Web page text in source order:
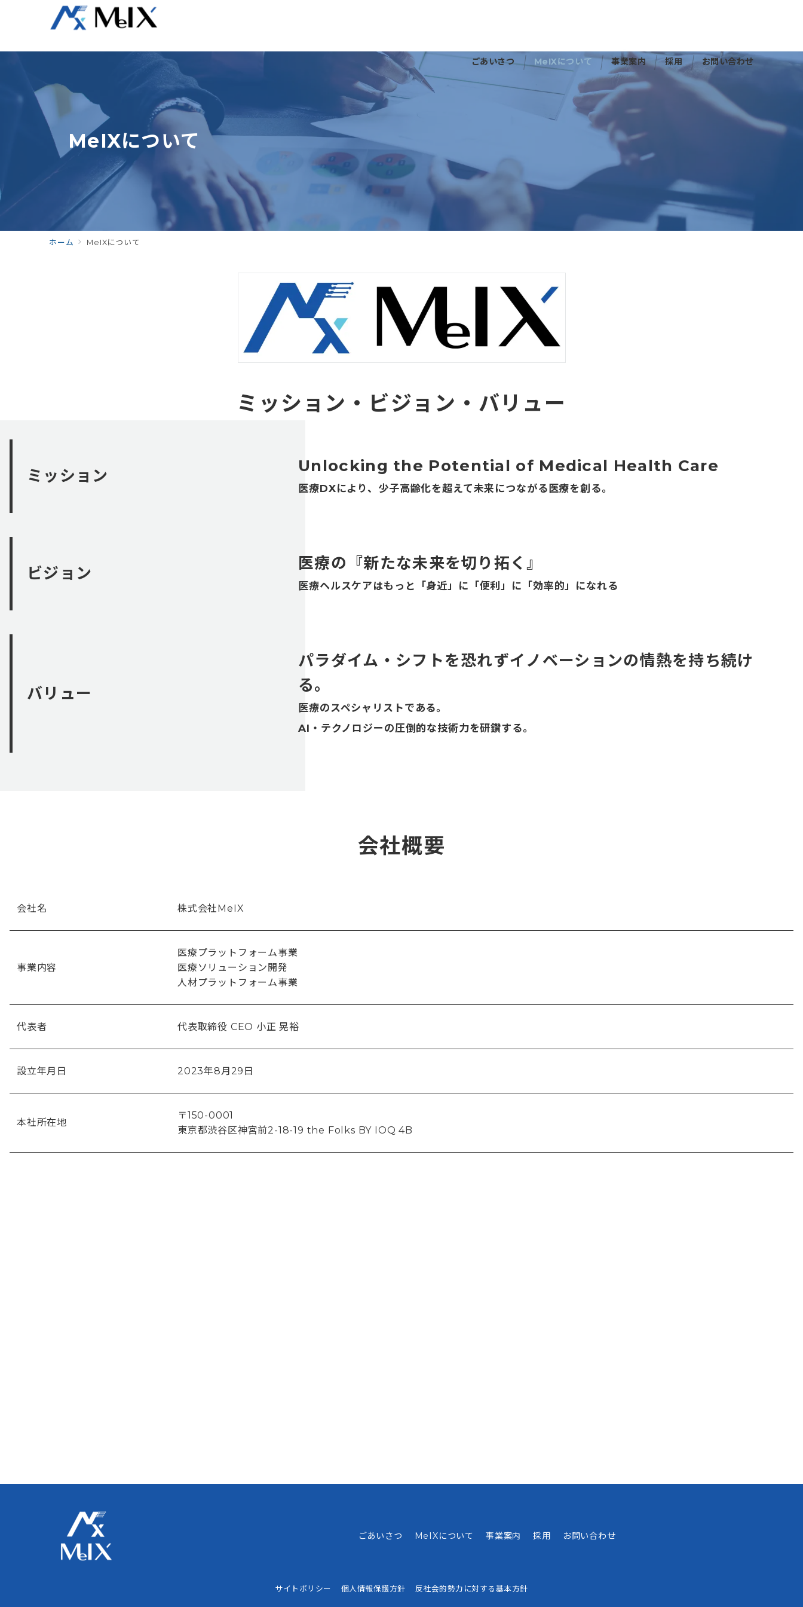
ごあいさつ MeIXについて 事業案内 採用 お問い合わせ
MeIXについて
ホーム MeIXについて
ミッション・ビジョン・バリュー
ミッション
Unlocking the Potential of Medical Health Care
医療DXにより、少子高齢化を超えて未来につながる医療を創る。
ビジョン
医療の『新たな未来を切り拓く』
医療ヘルスケアはもっと「身近」に「便利」に「効率的」になれる
バリュー
パラダイム・シフトを恐れずイノベーションの情熱を持ち続け
る。
医療のスペシャリストである。
AI・テクノロジーの圧倒的な技術力を研鑽する。
会社概要
会社名 株式会社MeIX
事業内容
医療プラットフォーム事業
医療ソリューション開発
人材プラットフォーム事業
代表者 代表取締役 CEO 小正 晃裕
設立年月日 2023年8月29日
本社所在地
〒150-0001
東京都渋谷区神宮前2-18-19 the Folks BY IOQ 4B
ごあいさつ MeIXについて 事業案内 採用 お問い合わせ
サイトポリシー 個人情報保護方針 反社会的勢力に対する基本方針